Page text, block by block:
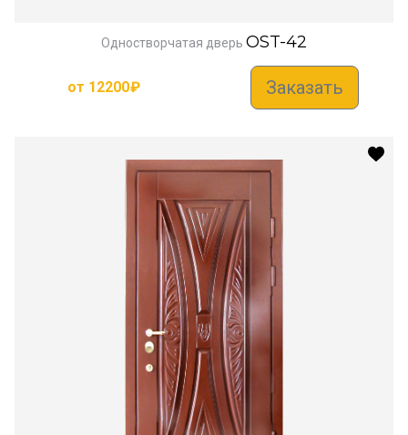
Одностворчатая дверь OST-42
от 12200₽ Заказать